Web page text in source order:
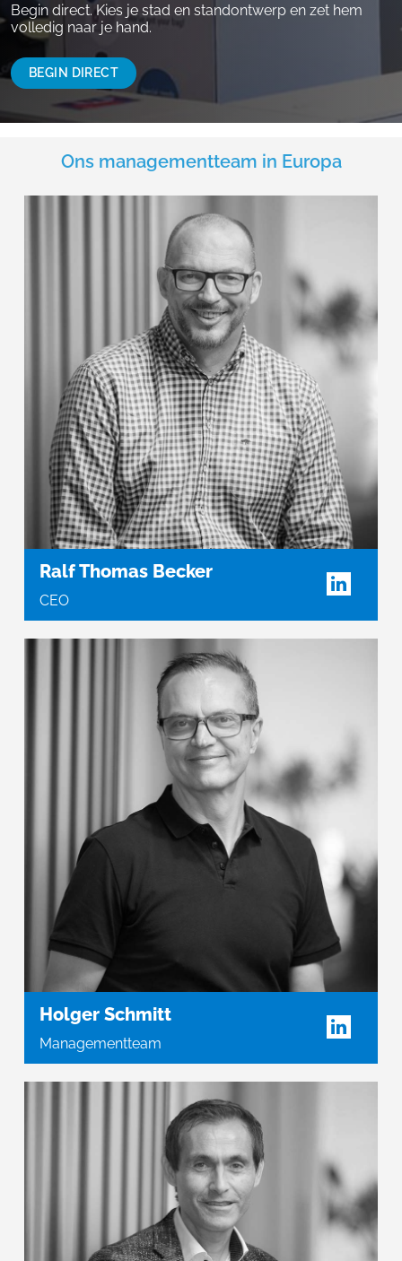
Begin direct. Kies je stad en standontwerp en zet hem
volledig naar je hand.
BEGIN DIRECT
Ons managementteam in Europa
Ralf Thomas Becker
CEO
Holger Schmitt
Managementteam